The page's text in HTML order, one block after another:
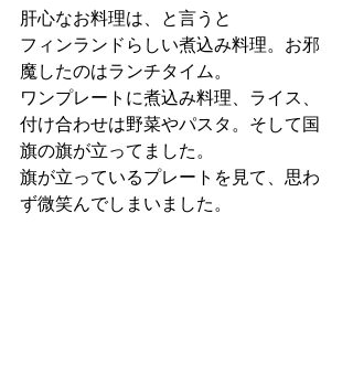
肝心なお料理は、と言うと
フィンランドらしい煮込み料理。お邪
魔したのはランチタイム。
ワンプレートに煮込み料理、ライス、
付け合わせは野菜やパスタ。そして国
旗の旗が立ってました。
旗が立っているプレートを見て、思わ
ず微笑んでしまいました。